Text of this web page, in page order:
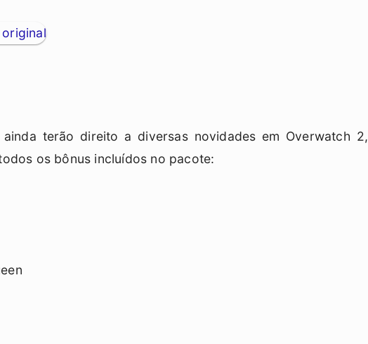
terão direito a diversas novidades em Overwatch 2,
os bônus incluídos no pacote: